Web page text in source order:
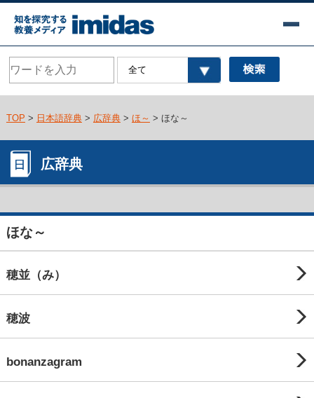
TOP > 日本語辞典> 広辞典> ほ～ > ほな～
広辞典
ほな～
穂並（み）
穂波
bonanzagram